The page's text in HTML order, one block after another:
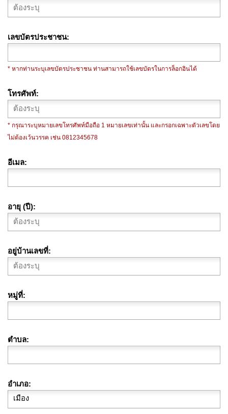
เลขบัตรประชาชน
* หากท่านระบุเลขบัตรประชาชน ท่านสามารถใช้เลขบัตรในการล็อกอินได้
โทรศัพท์
* กรุณาระบุหมายเลขโทรศัพท์มือถือ 1 หมายเลขเท่านั้น และกรอกเฉพาะตัวเลขโดย
ไม่ต้องเว้นวรรค เช่น 0812345678
อีเมล
อายุ (ปี)
อยู่บ้านเลขที่
หมู่ที่
ตำบล
อำเภอ